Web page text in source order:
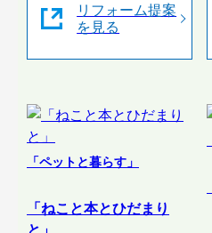
リフォーム提案
を見る
「ペットと暮らす」
「ねこと本とひだまり